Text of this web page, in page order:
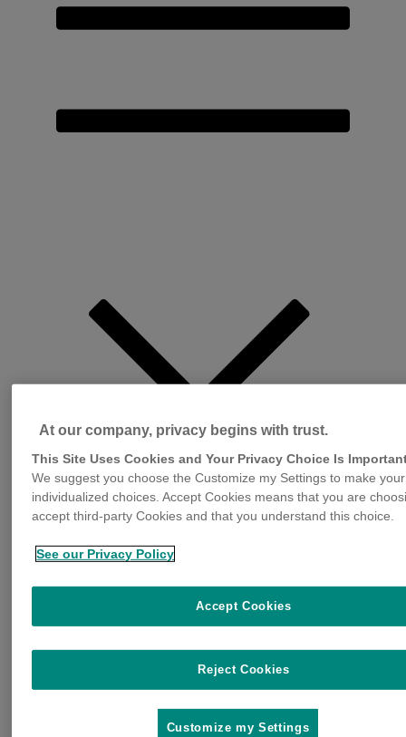
Bravecto® 365
Bravecto® Masticable
Bravecto® 1M para Perros
Productos para gatos
Bravecto® Spot-On para Gatos
At our company, privacy begins with trust.
This Site Uses Cookies and Your Privacy Choice Is
We suggest you choose the Customize my Settings to make your
individualized choices. Accept Cookies means that you are
accept third-party Cookies and that you understand this choice.
See our Privacy Policy
Reject Cookies
Accept Cookies
Customize my Settings